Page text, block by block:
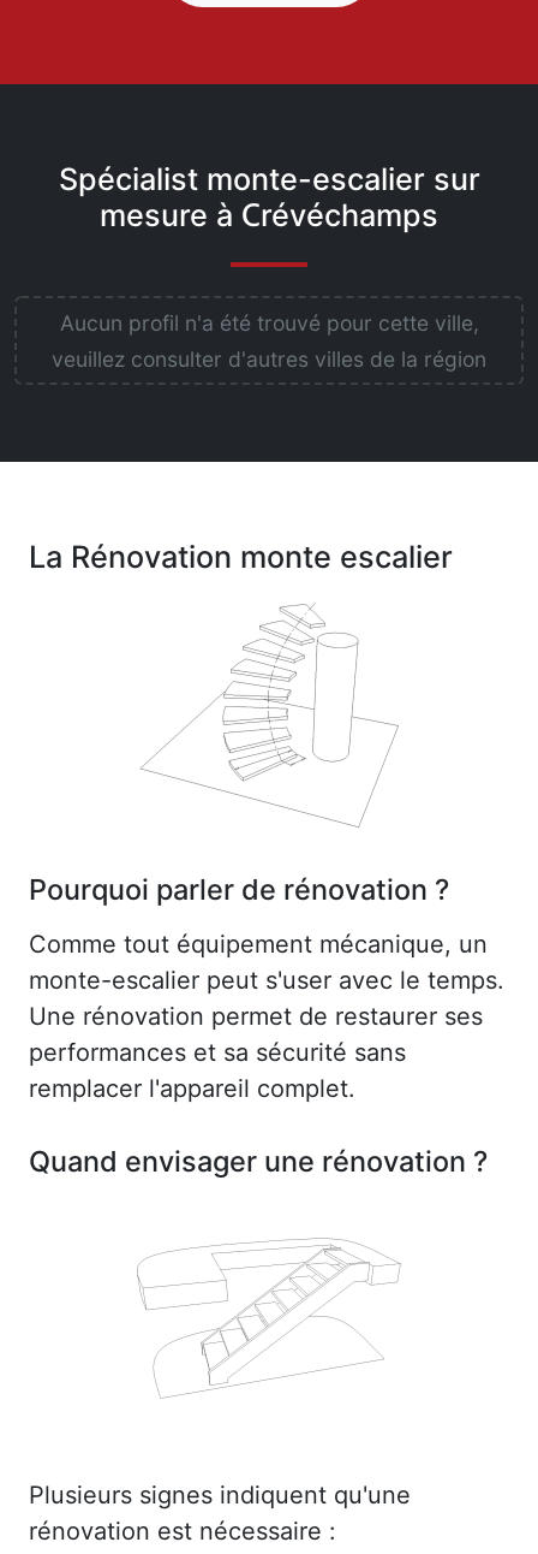
Spécialist monte-escalier sur
mesure à Crévéchamps
Aucun profil n'a été trouvé pour cette ville,
veuillez consulter d'autres villes de la région
La Rénovation monte escalier
Pourquoi parler de rénovation ?
Comme tout équipement mécanique, un
monte-escalier peut s'user avec le temps.
Une rénovation permet de restaurer ses
performances et sa sécurité sans
remplacer l'appareil complet.
Quand envisager une rénovation ?
Plusieurs signes indiquent qu'une
rénovation est nécessaire :